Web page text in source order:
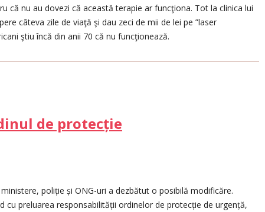
că nu au dovezi că această terapie ar funcţiona. Tot la clinica lui
câteva zile de viaţă şi dau zeci de mii de lei pe ”laser
ştiu încă din anii 70 că nu funcţionează.
de protecție
poliție și ONG-uri a dezbătut o posibilă modificăre.
cu preluarea responsabilității ordinelor de protecție de urgență,